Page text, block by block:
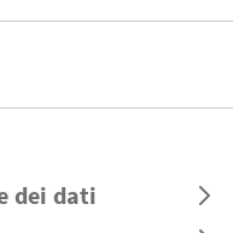
dei dati